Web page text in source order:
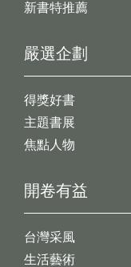
新書特推薦
開卷有益
台灣采風
生活藝術
嚴選企劃
得獎好書
主題書展
焦點人物